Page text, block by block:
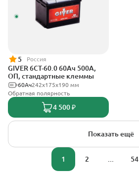
5 Россия
GIVER 6СТ-60.0 60Ач 500А,
ОП, стандартные клеммы
242х175х190 мм
60Ач
Обратная полярность
4 500 ₽
Показать ещё
1 2 54